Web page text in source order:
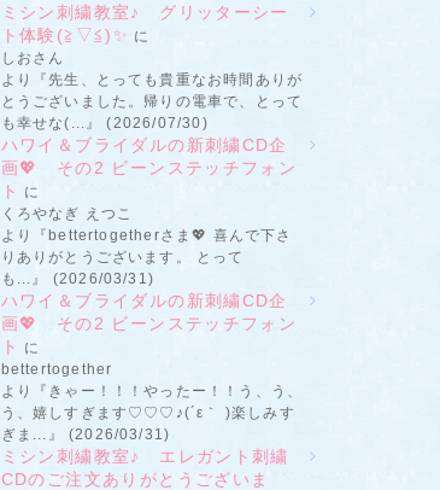
ミシン刺繍教室♪ グリッターシー
ト体験(≧▽≦)✨ に
しおさん
より『先生、とっても貴重なお時間ありが
とうございました。帰りの電車で、とって
も幸せな(...』 (2026/07/30)
ハワイ＆ブライダルの新刺繍CD企
画💖 その2 ビーンステッチフォン
ト
に
くろやなぎ えつこ
より『bettertogetherさま💖 喜んで下さ
りありがとうございます。 とって
も...』 (2026/03/31)
ハワイ＆ブライダルの新刺繍CD企
画💖 その2 ビーンステッチフォン
ト
に
bettertogether
より『きゃー！！！やったー！！う、う、
う、嬉しすぎます♡♡♡♪(´ε｀ )楽しみす
ぎま...』 (2026/03/31)
ミシン刺繍教室♪ エレガント刺繍
CDのご注文ありがとうございま